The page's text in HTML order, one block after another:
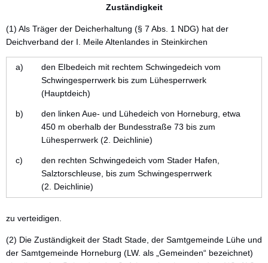
Zuständigkeit
(1) Als Träger der Deicherhaltung (§ 7 Abs. 1 NDG) hat der
Deichverband der I. Meile Altenlandes in Steinkirchen
a)
den EIbedeich mit rechtem Schwingedeich vom
Schwingesperrwerk bis zum Lühesperrwerk
(Hauptdeich)
b)
den linken Aue- und Lühedeich von Horneburg, etwa
450 m oberhalb der Bundesstraße 73 bis zum
Lühesperrwerk (2. Deichlinie)
c)
den rechten Schwingedeich vom Stader Hafen,
Salztorschleuse, bis zum Schwingesperrwerk
(2. Deichlinie)
zu verteidigen.
(2) Die Zuständigkeit der Stadt Stade, der Samtgemeinde Lühe und
der Samtgemeinde Horneburg (LW. als „Gemeinden“ bezeichnet)